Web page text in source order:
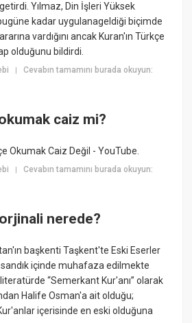
Yılmaz, Din İşleri Yüksek
kadar uygulanageldiği biçimde
vardığını ancak Kuran'ın Türkçe
olduğunu bildirdi.
|Cevabın tamamını burada okuyun:
caiz mi?
Okumak Caiz Değil - YouTube.
|Cevabın tamamını burada okuyun:
nerede?
başkenti Taşkent'te Eski Eserler
içinde muhafaza edilmekte
“Semerkant Kur'anı” olarak
Halife Osman'a ait olduğu;
içerisinde en eski olduğuna